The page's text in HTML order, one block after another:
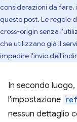
considerazioni da fare,
questo post. Le regole
cross-origin senza
che utilizzano già il
impedire l'invio
In secondo luogo,
l'impostazione
nessun dettaglio